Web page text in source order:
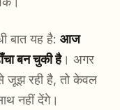
बात यह है: आज
बन चुकी है। अगर
से जूझ रही है, तो केवल
नहीं देंगे।